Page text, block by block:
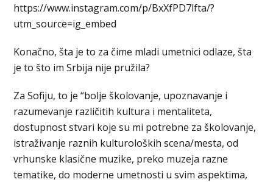
https://www.instagram.com/p/BxXfPD7lfta/?
utm_source=ig_embed
Konačno, šta je to za čime mladi umetnici odlaze, šta
je to što im Srbija nije pružila?
Za Sofiju, to je “bolje školovanje, upoznavanje i
razumevanje različitih kultura i mentaliteta,
dostupnost stvari koje su mi potrebne za školovanje,
istraživanje raznih kulturoloških scena/mesta, od
vrhunske klasične muzike, preko muzeja razne
tematike, do moderne umetnosti u svim aspektima,